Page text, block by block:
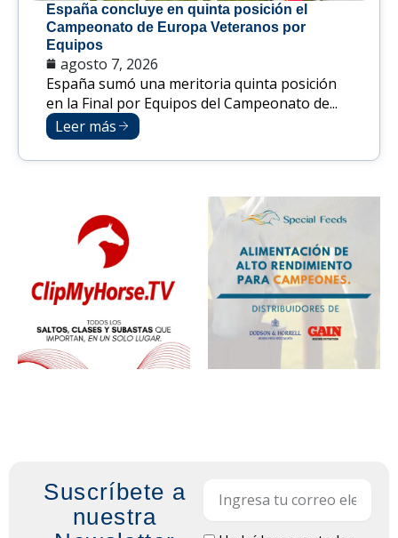
España concluye en quinta posición el
Campeonato de Europa Veteranos por
Equipos
agosto 7, 2026
España sumó una meritoria quinta posición
en la Final por Equipos del Campeonato de...
Leer más
Suscríbete a
nuestra